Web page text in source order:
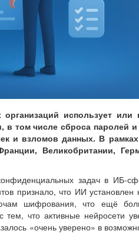
использует или
том числе сброса паролей и
и взломов данных. В
Великобритании,
задач в ИБ-
признало, что ИИ
шифрования, что ещё
что активные нейросети
«очень уверено» в